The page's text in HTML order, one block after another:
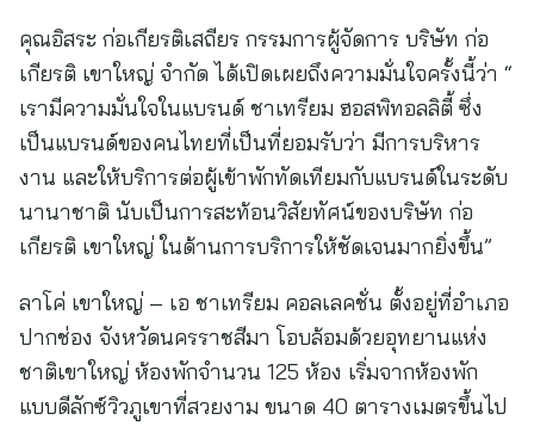
คุณอิสระ ก่อเกียรติเสถียร กรรมการผู้จัดการ บริษัท ก่อ
เกียรติ เขาใหญ่ จำกัด ได้เปิดเผยถึงความมั่นใจครั้งนี้ว่า “
เรามีความมั่นใจในแบรนด์ ชาเทรียม ฮอสพิทอลลิตี้ ซึ่ง
เป็นแบรนด์ของคนไทยที่เป็นที่ยอมรับว่า มีการบริหาร
งาน และให้บริการต่อผู้เข้าพักทัดเทียมกับแบรนด์ในระดับ
นานาชาติ นับเป็นการสะท้อนวิสัยทัศน์ของบริษัท ก่อ
เกียรติ เขาใหญ่ ในด้านการบริการให้ชัดเจนมากยิ่งขึ้น”
ลาโค่ เขาใหญ่ – เอ ชาเทรียม คอลเลคชั่น ตั้งอยู่ที่อำเภอ
ปากช่อง จังหวัดนครราชสีมา โอบล้อมด้วยอุทยานแห่ง
ชาติเขาใหญ่ ห้องพักจำนวน 125 ห้อง เริ่มจากห้องพัก
แบบดีลักซ์วิวภูเขาที่สวยงาม ขนาด 40 ตารางเมตรขึ้นไป